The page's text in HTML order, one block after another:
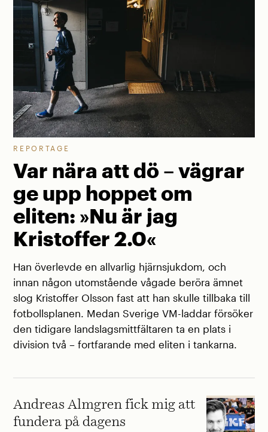
REPORTAGE
Var nära att dö – vägrar
ge upp hoppet om
eliten: »Nu är jag
Kristoffer 2.0«
Han överlevde en allvarlig hjärnsjukdom, och
innan någon utomstående vågade beröra ämnet
slog Kristoffer Olsson fast att han skulle tillbaka till
fotbollsplanen. Medan Sverige VM-laddar försöker
den tidigare landslagsmittfältaren ta en plats i
division två – fortfarande med eliten i tankarna.
Andreas Almgren fick mig att
fundera på dagens